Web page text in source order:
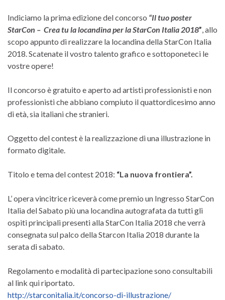
Indiciamo la prima edizione del concorso “Il tuo poster
StarCon – Crea tu la locandina per la StarCon Italia 2018” , allo
scopo appunto di realizzare la locandina della StarCon Italia
2018. Scatenate il vostro talento grafico e sottoponeteci le
vostre opere!
Il concorso è gratuito e aperto ad artisti professionisti e non
professionisti che abbiano compiuto il quattordicesimo anno
di età, sia italiani che stranieri.
Oggetto del contest è la realizzazione di una illustrazione in
formato digitale.
Titolo e tema del contest 2018: “La nuova frontiera”.
​L’ opera vincitrice riceverà come premio un Ingresso StarCon
Italia del Sabato più una locandina autografata da tutti gli
ospiti principali presenti alla StarCon Italia 2018 che verrà
consegnata sul palco della Starcon Italia 2018 durante la
serata di sabato.
Regolamento e modalità di partecipazione sono consultabili
al link qui riportato.
http://starconitalia.it/concorso-di-illustrazione/